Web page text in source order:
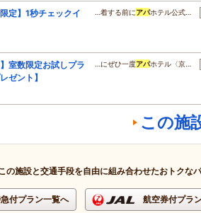
定】1秒チェックイ
…着する前にアパホテル公式…
室数限定お試しプラ
ゼント】
…にぜひ一度アパホテル〈京…
この施
の施設と交通手段を自由に組み合わせたおトクな
付プラン一覧へ 航空券付プラ